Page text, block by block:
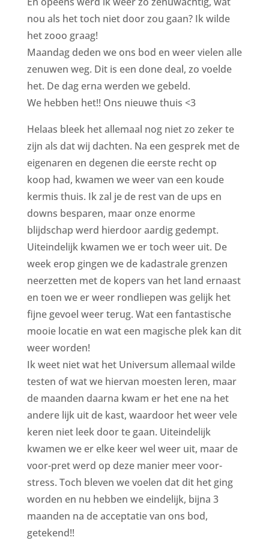
nou als het toch niet door zou gaan? Ik wilde
het zooo graag!
Maandag deden we ons bod en weer vielen alle
zenuwen weg. Dit is een done deal, zo voelde
het. De dag erna werden we gebeld.
We hebben het!! Ons nieuwe thuis <3
Helaas bleek het allemaal nog niet zo zeker te
zijn als dat wij dachten. Na een gesprek met de
eigenaren en degenen die eerste recht op
koop had, kwamen we weer van een koude
kermis thuis. Ik zal je de rest van de ups en
downs besparen, maar onze enorme
blijdschap werd hierdoor aardig gedempt.
Uiteindelijk kwamen we er toch weer uit. De
week erop gingen we de kadastrale grenzen
neerzetten met de kopers van het land ernaast
en toen we er weer rondliepen was gelijk het
fijne gevoel weer terug. Wat een fantastische
mooie locatie en wat een magische plek kan dit
weer worden!
Ik weet niet wat het Universum allemaal wilde
testen of wat we hiervan moesten leren, maar
de maanden daarna kwam er het ene na het
andere lijk uit de kast, waardoor het weer vele
keren niet leek door te gaan. Uiteindelijk
kwamen we er elke keer wel weer uit, maar de
voor-pret werd op deze manier meer voor-
stress. Toch bleven we voelen dat dit het ging
worden en nu hebben we eindelijk, bijna 3
maanden na de acceptatie van ons bod,
getekend!!